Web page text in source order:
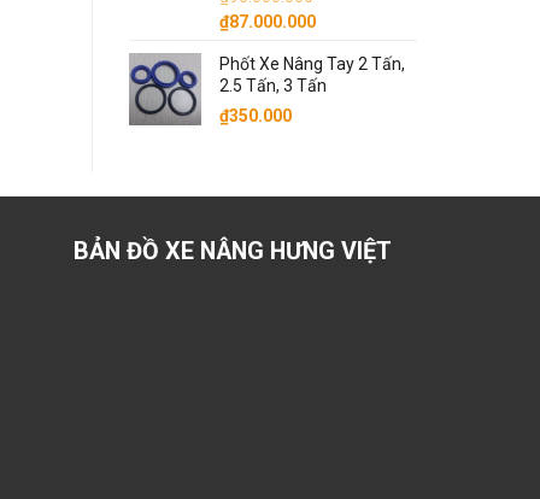
Giá
là:
₫90.000.000.
₫87.000.000Giá
tại
là:
Phốt Xe Nâng Tay 2 Tấn,
2.5 Tấn, 3 Tấn
₫350.000
BẢN ĐỒ XE NÂNG HƯNG VIỆT